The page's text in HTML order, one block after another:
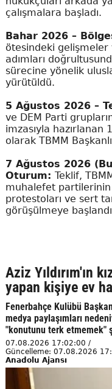
çalışmalara başladı.
Bahar 2026 –
ötesindeki
adımları
sürecine yönelik
yürütüldü.
5 Ağustos 2026 –
ve DEM Parti
imzasıyla
olarak TBMM
7 Ağustos 2026
Oturum: Teklif,
muhalefet
protestoları ve sert
görüşülmeye
Aziz Yıldırım'ın
yapan kişiye ev
Fenerbahçe Kulübü
medya paylaşımları
"konutunu terk etmemek"
07.08.2026 17:02:00 /
Güncelleme: 07.08.2026
Anadolu Ajansı